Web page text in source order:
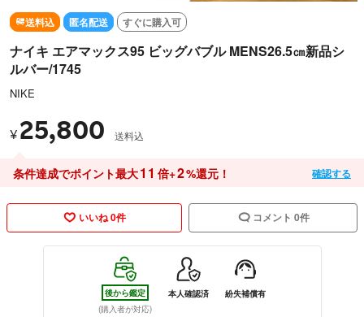
送料込 匿名配送 すぐに購入可
ナイキ エアマックス95 ビッグバブル MENS26.5㎝新品シ
ルバー/1745
NIKE
¥ 25,800 送料込
条件達成でポイント最大11 倍+2%還元！ 確認する
いいね 0件 コメント 0件
後から鑑定
(購入者が対応)
本人確認済 紛失補償有